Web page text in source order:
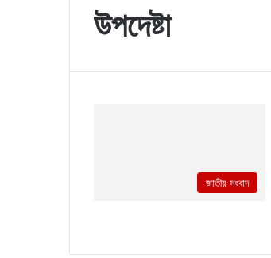
উপদেষ্টা
জাতীয় সংবাদ